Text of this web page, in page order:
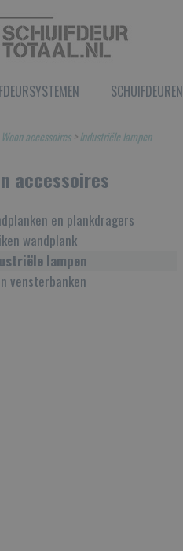
SCHUIFDEUREN
Woon accessoires>Industriële lampen
accessoires
en plankdragers
wandplank
lampen
vensterbanken